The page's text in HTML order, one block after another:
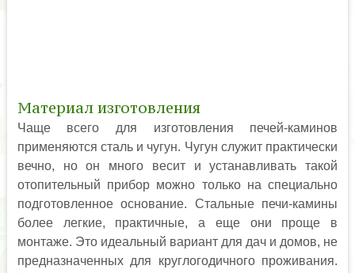
Материал изготовления
Чаще всего для изготовления печей-каминов
применяются сталь и чугун. Чугун служит практически
вечно, но он много весит и устанавливать такой
отопительный прибор можно только на специально
подготовленное основание. Стальные печи-камины
более легкие, практичные, а еще они проще в
монтаже. Это идеальный вариант для дач и домов, не
предназначенных для круглогодичного проживания.